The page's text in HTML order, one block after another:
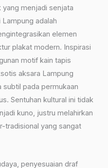
yang menjadi senjata
adalah
elemen
plakat modern. Inspirasi
motif kain tapis
aksara Lampung
pada permukaan
Sentuhan kultural ini tidak
kuno, justru melahirkan
tradisional yang sangat
penyesuaian draf